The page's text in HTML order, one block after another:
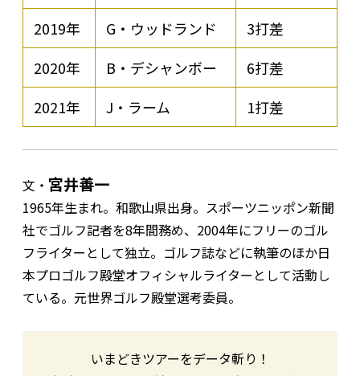
2019年
G・ウッドランド
3打差
2020年
B・デシャンボー
6打差
2021年
J・ラーム 1打差
文・ 宮井善一
1965年生まれ。和歌山県出身。スポーツニッポン新聞
社でゴルフ記者を8年間務め、2004年にフリーのゴル
フライターとして独立。ゴルフ誌などに執筆のほか日
本プロゴルフ殿堂オフィシャルライターとして活動し
ている。元世界ゴルフ殿堂選考委員。
いまどきツアーをデータ斬り！